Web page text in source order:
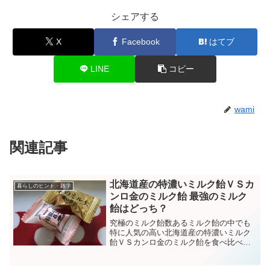
シェアする
X Facebook はてブ
LINE コピー
wami
関連記事
暮らしのヒント・雑学
北海道産の特濃いミルク飴ＶＳカ
ンロ金のミルク飴 最強のミルク
飴はどっち？
究極のミルク飴数あるミルク飴の中でも
特に人気の高い北海道産の特濃いミルク
飴ＶＳカンロ金のミルク飴を食べ比べて